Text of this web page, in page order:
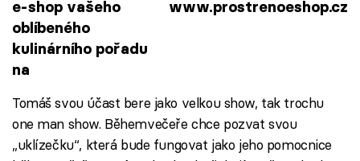
e-shop vašeho
oblíbeného
kulinárního pořadu
na
www.prostrenoeshop.cz
Tomáš svou účast bere jako velkou show, tak trochu
one man show. Běhemvečeře chce pozvat svou
„uklízečku“, která bude fungovat jako jeho pomocnice